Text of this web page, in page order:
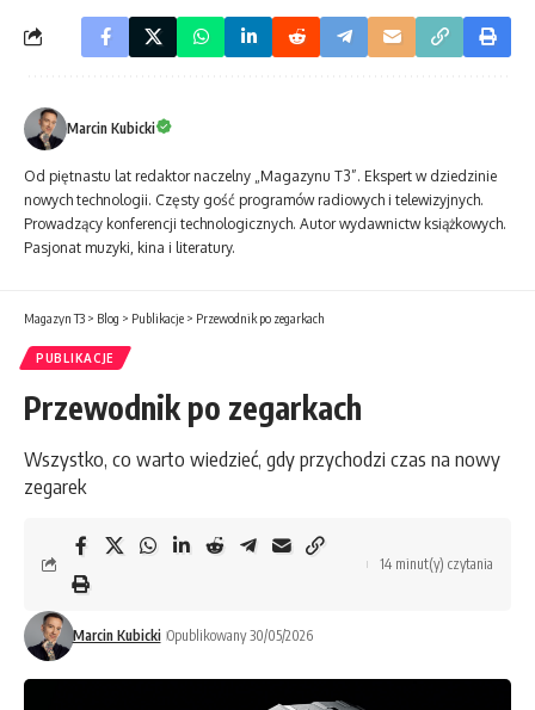
Marcin Kubicki
Od piętnastu lat redaktor naczelny „Magazynu T3”. Ekspert w dziedzinie
nowych technologii. Częsty gość programów radiowych i telewizyjnych.
Prowadzący konferencji technologicznych. Autor wydawnictw książkowych.
Pasjonat muzyki, kina i literatury.
Magazyn T3 > Blog > Publikacje > Przewodnik po zegarkach
PUBLIKACJE
Przewodnik po zegarkach
Wszystko, co warto wiedzieć, gdy przychodzi czas na nowy
zegarek
Marcin Kubicki Opublikowany 30/05/2026
14 minut(y) czytania